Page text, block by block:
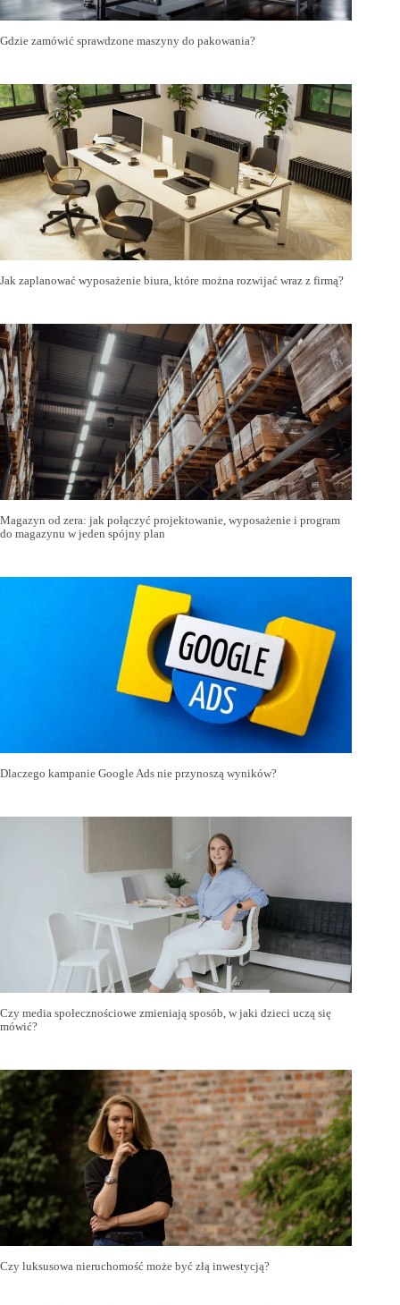
Gdzie zamówić sprawdzone maszyny do pakowania?
Jak zaplanować wyposażenie biura, które można rozwijać wraz z firmą?
Magazyn od zera: jak połączyć projektowanie, wyposażenie i program
do magazynu w jeden spójny plan
Dlaczego kampanie Google Ads nie przynoszą wyników?
Czy media społecznościowe zmieniają sposób, w jaki dzieci uczą się
mówić?
Czy luksusowa nieruchomość może być złą inwestycją?